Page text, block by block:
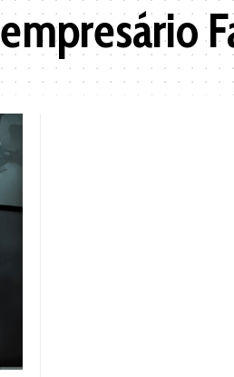
empresário